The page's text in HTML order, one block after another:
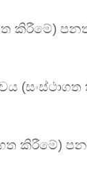
කිරීමේ)
කිරීමේ)